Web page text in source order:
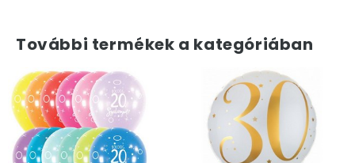
További termékek a kategóriában